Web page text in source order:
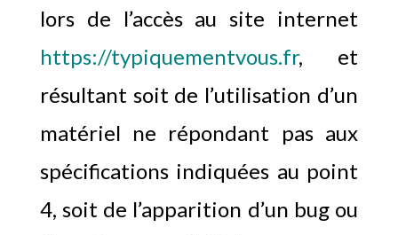
lors de l’accès au site internet
https://typiquementvous.fr, et
résultant soit de l’utilisation d’un
matériel ne répondant pas aux
spécifications indiquées au point
4, soit de l’apparition d’un bug ou